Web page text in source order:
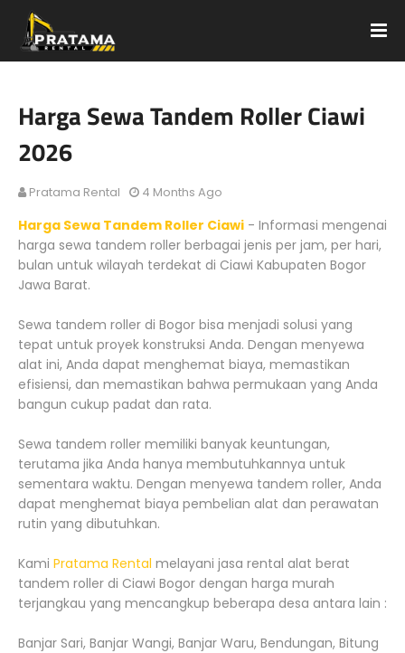
Harga Sewa Tandem Roller Ciawi
2026
Pratama Rental 4 Months Ago
Harga Sewa Tandem Roller Ciawi - Informasi mengenai
harga sewa tandem roller berbagai jenis per jam, per hari,
bulan untuk wilayah terdekat di Ciawi Kabupaten Bogor
Jawa Barat.
Sewa tandem roller di Bogor bisa menjadi solusi yang
tepat untuk proyek konstruksi Anda. Dengan menyewa
alat ini, Anda dapat menghemat biaya, memastikan
efisiensi, dan memastikan bahwa permukaan yang Anda
bangun cukup padat dan rata.
Sewa tandem roller memiliki banyak keuntungan,
terutama jika Anda hanya membutuhkannya untuk
sementara waktu. Dengan menyewa tandem roller, Anda
dapat menghemat biaya pembelian alat dan perawatan
rutin yang dibutuhkan.
Kami Pratama Rental melayani jasa rental alat berat
tandem roller di Ciawi Bogor dengan harga murah
terjangkau yang mencangkup beberapa desa antara lain :
Banjar Sari, Banjar Wangi, Banjar Waru, Bendungan, Bitung